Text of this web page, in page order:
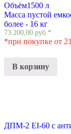
Объём1500 л
Масса пустой
более - 16 кг
73 200,00 руб. *
*при покупке от
В корзину
ДПМ-2 EI-60 с